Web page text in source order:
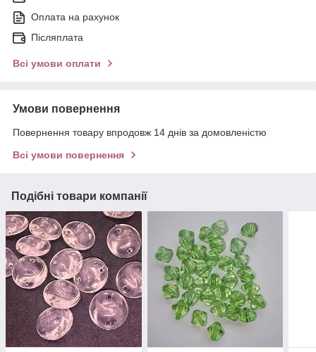
Оплата на рахунок
Післяплата
Всі умови оплати
Умови повернення
Повернення товару впродовж 14 днів за домовленістю
Всі умови повернення
Подібні товари компанії